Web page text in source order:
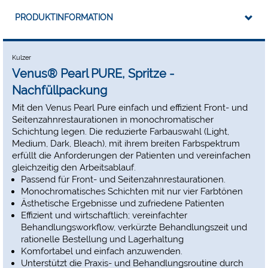
Produkte
Beste Ergebnisse und eine sichere Anwendung
PRODUKTINFORMATION
Kulzer
Venus® Pearl PURE, Spritze -
Nachfüllpackung
Mit den Venus Pearl Pure einfach und effizient Front- und
Seitenzahnrestaurationen in monochromatischer
Schichtung legen. Die reduzierte Farbauswahl (Light,
Medium, Dark, Bleach), mit ihrem breiten Farbspektrum
erfüllt die Anforderungen der Patienten und vereinfachen
gleichzeitig den Arbeitsablauf.
Passend für Front- und Seitenzahnrestaurationen.
Monochromatisches Schichten mit nur vier Farbtönen
Ästhetische Ergebnisse und zufriedene Patienten
Effizient und wirtschaftlich; vereinfachter
Behandlungsworkflow, verkürzte Behandlungszeit und
rationelle Bestellung und Lagerhaltung
Komfortabel und einfach anzuwenden.
Unterstützt die Praxis- und Behandlungsroutine durch